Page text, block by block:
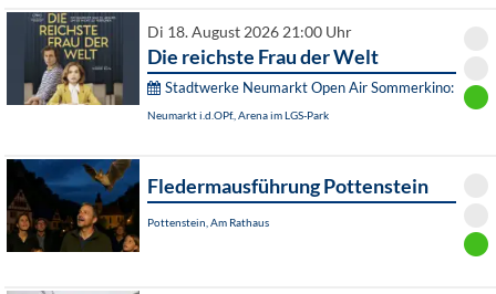
Di 18. August 2026 21:00 Uhr
Die reichste Frau der Welt
Stadtwerke Neumarkt Open Air Sommerkino:
Neumarkt i.d.OPf., Arena im LGS-Park
Fledermausführung Pottenstein
Pottenstein, Am Rathaus